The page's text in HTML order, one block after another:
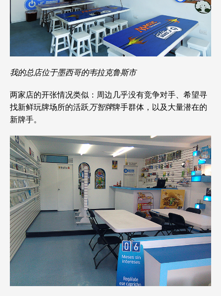
我的总店位于墨西哥的韦拉克鲁斯市
两家店的开张情况类似：周边几乎没有竞争对手、希望寻
找新鲜玩牌场所的活跃万智牌牌手群体，以及大量潜在的
新牌手。